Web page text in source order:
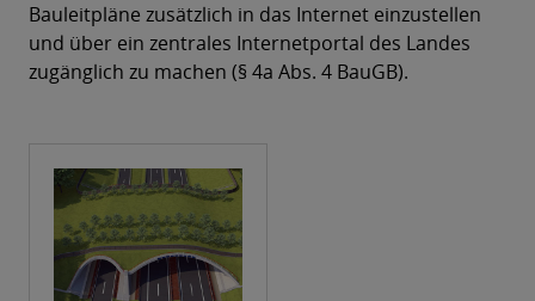
Bauleitpläne zusätzlich in das Internet einzustellen
und über ein zentrales Internetportal des Landes
zugänglich zu machen (§ 4a Abs. 4 BauGB).